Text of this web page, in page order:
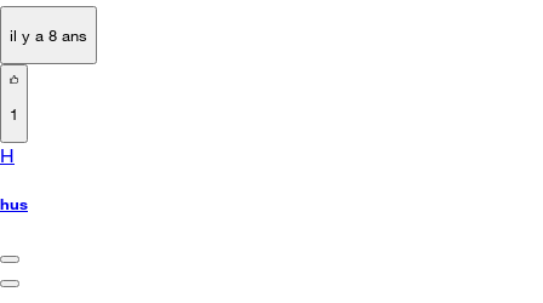
il y a 8 ans
1
H
hus